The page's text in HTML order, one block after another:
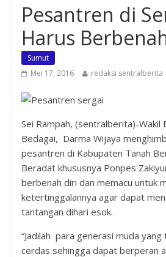
Pesantren di
Harus
Sumut
Mei 17, 2016
redaksi sentralberita
Sei Rampah, (sentralberita)-Wakil
Bedagai, Darma Wijaya
pesantren di Kabupaten Tanah
Beradat khususnya Ponpes
berbenah diri dan memacu untuk
ketertinggalannya agar dapat
tantangan dihari esok.
“Jadilah para generasi muda yang
cerdas sehingga dapat berperan